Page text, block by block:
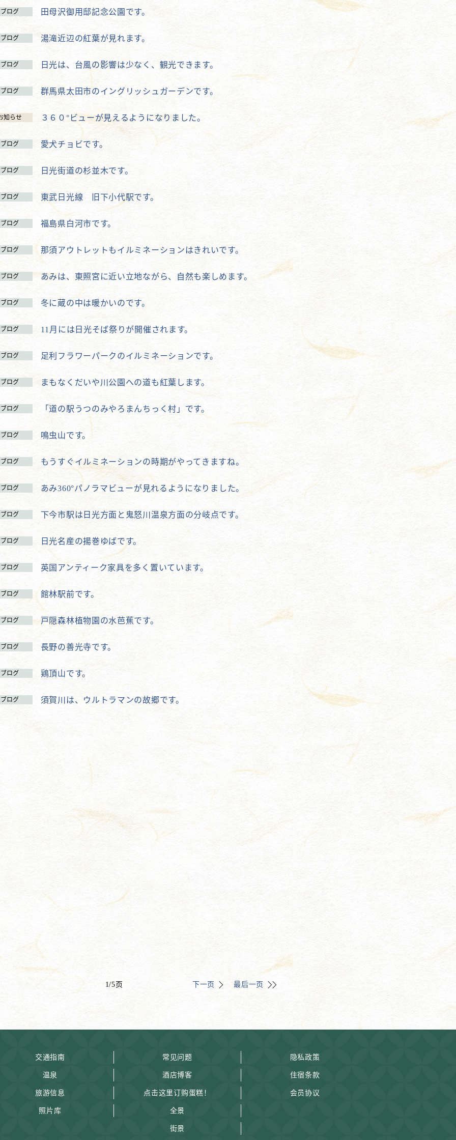
ブログ 田母沢御用邸記念公園です。
ブログ 湯滝近辺の紅葉が見れます。
ブログ 日光は、台風の影響は少なく、観光できます。
ブログ 群馬県太田市のイングリッシュガーデンです。
知らせ ３６０°ビューが見えるようになりました。
ブログ 愛犬チョビです。
ブログ 日光街道の杉並木です。
ブログ 東武日光線 旧下小代駅です。
ブログ 福島県白河市です。
ブログ 那須アウトレットもイルミネーションはきれいです。
ブログ あみは、東照宮に近い立地ながら、自然も楽しめます。
ブログ 冬に蔵の中は暖かいのです。
ブログ 11月には日光そば祭りが開催されます。
ブログ 足利フラワーパークのイルミネーションです。
ブログ まもなくだいや川公園への道も紅葉します。
ブログ 「道の駅うつのみやろまんちっく村」です。
ブログ 鳴虫山です。
ブログ もうすぐイルミネーションの時期がやってきますね。
ブログ あみ360°パノラマビューが見れるようになりました。
ブログ 下今市駅は日光方面と鬼怒川温泉方面の分岐点です。
ブログ 日光名産の揚巻ゆばです。
ブログ 英国アンティーク家具を多く置いています。
ブログ 館林駅前です。
ブログ 戸隠森林植物園の水芭蕉です。
ブログ 長野の善光寺です。
ブログ 鶏頂山です。
ブログ 須賀川は、ウルトラマンの故郷です。
1/5 页 下一页 最后一页
交通指南
温泉
旅游信息
照片库
常见问题
酒店博客
点击这里订购蛋糕！
全景
街景
隐私政策
住宿条款
会员协议